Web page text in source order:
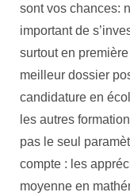
sont vos chances:
important de
surtout en
meilleur dossier
candidature en
les autres
pas le seul
compte : les
moyenne en